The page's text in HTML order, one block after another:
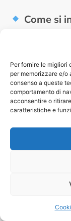
Per fornire le
per memorizzare e/o
consenso a queste
comportamento di
acconsentire o
caratteristiche e
Come si
digitale
aziendale.
Quali
una
Si
sistemi